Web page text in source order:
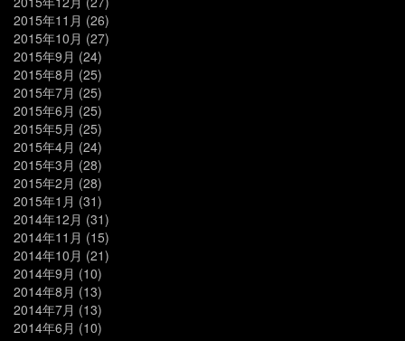
2015年11月 (26)
2015年10月 (27)
2015年9月 (24)
2015年8月 (25)
2015年7月 (25)
2015年6月 (25)
2015年5月 (25)
2015年4月 (24)
2015年3月 (28)
2015年2月 (28)
2015年1月 (31)
2014年12月 (31)
2014年11月 (15)
2014年10月 (21)
2014年9月 (10)
2014年8月 (13)
2014年7月 (13)
2014年6月 (10)